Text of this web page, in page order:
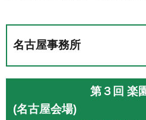
名古屋事務所
第３回 楽園信州
(名古屋会